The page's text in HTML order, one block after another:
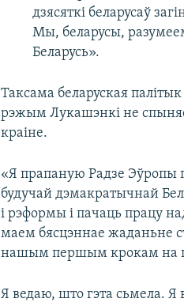
дзясяткі беларусаў
Мы, беларусы,
Беларусь».
Таксама беларуская
рэжым Лукашэнкі не
краіне.
«Я прапаную Радзе Эўропы
будучай дэмакратычнай
і рэформы і пачаць працу
маем бясцэннае жаданьне
нашым першым крокам на
Я ведаю, што гэта сьмела.